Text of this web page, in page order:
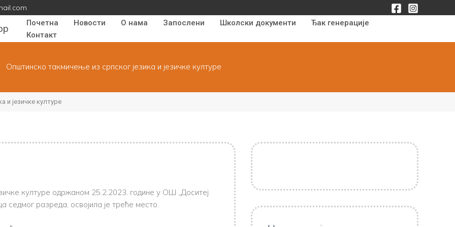
Почетна Новости О нама Запослени Школски документи
Ђак генерације
Контакт
Општинско такмичење из српског језика и језичке културе
и језичке културе
културе одржаном 25.2.2023. године у ОШ „Доситеј
седмог разреда, освојила је треће место.